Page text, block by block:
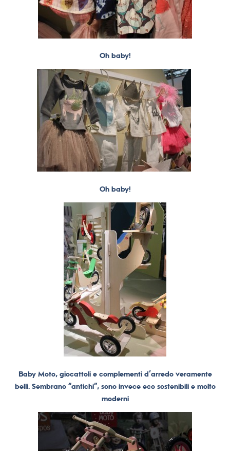
Oh baby!
Oh baby!
Baby Moto, giocattoli e complementi d’arredo veramente
belli. Sembrano “antichi”, sono invece eco sostenibili e molto
moderni